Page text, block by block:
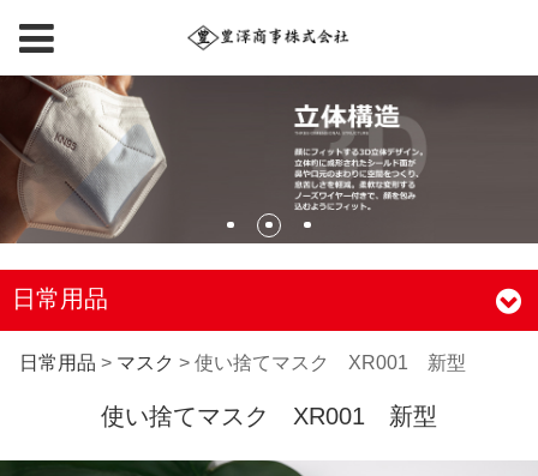
日常用品
使い捨てマスク
XR001 新型
日常用品 > マスク > 使い捨てマスク XR001 新型
使い捨てマスク XR001 新型